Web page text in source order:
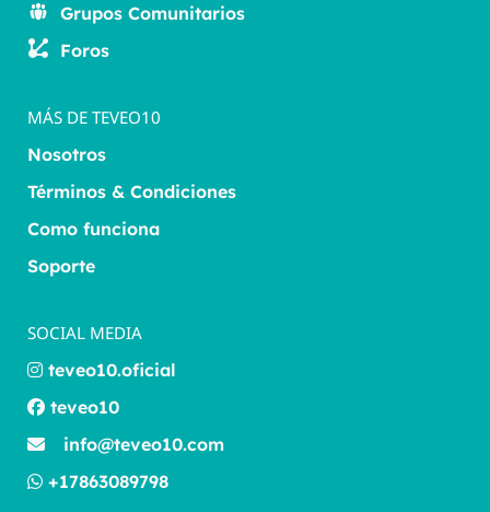
Grupos Comunitarios
Foros
MÁS DE TEVEO10
Nosotros
Términos & Condiciones
Como funciona
Soporte
SOCIAL MEDIA
teveo10.oficial
teveo10
info@teveo10.com
+17863089798